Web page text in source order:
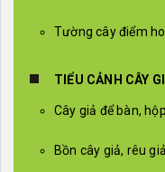
Tường cây điểm
TIỂU CẢNH CÂY
Cây giả để bàn,
Bồn cây giả, rêu